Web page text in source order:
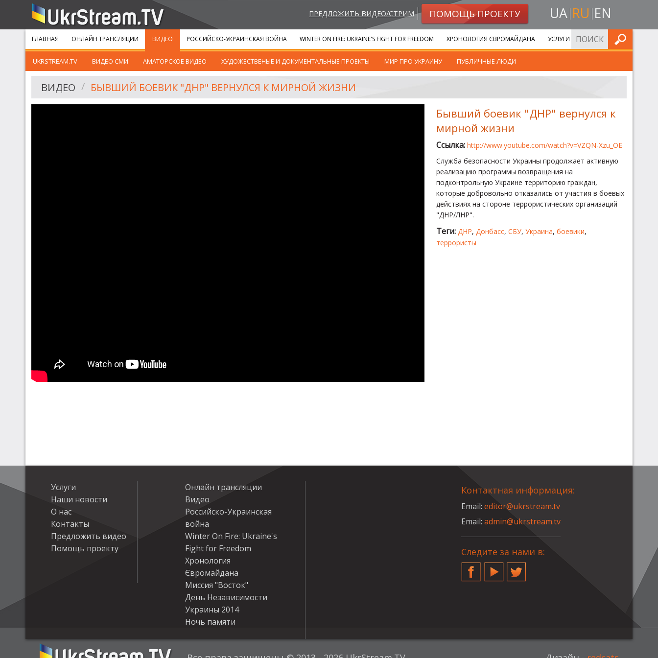
ПРЕДЛОЖИТЬ ВИДЕО/СТРИМ ПОМОЩЬ ПРОЕКТУ UA RU EN
ГЛАВНАЯ ОНЛАЙН ТРАНСЛЯЦИИ ВИДЕО
UKRSTREAM.TV ВИДЕО СМИ АМАТОРСКОЕ ВИДЕО ХУДОЖЕСТВЕНЫЕ И ДОКУМЕНТАЛЬНЫЕ ПРОЕКТЫ МИР ПРО УКРАИНУ ПУБЛИЧНЫЕ ЛЮДИ
РОССИЙСКО-УКРАИНСКАЯ ВОЙНА WINTER ON FIRE: UKRAINE'S FIGHT FOR FREEDOM ХРОНОЛОГИЯ ЄВРОМАЙДАНА УСЛУГИ ИСКАТЬ
ВИДЕО БЫВШИЙ БОЕВИК "ДНР" ВЕРНУЛСЯ К МИРНОЙ ЖИЗНИ
Бывший боевик "ДНР" вернулся к
мирной жизни
Ссылка: http://www.youtube.com/watch?v=VZQN-Xzu_OE
Служба безопасности Украины продолжает активную
реализацию программы возвращения на
подконтрольную Украине территорию граждан,
которые добровольно отказались от участия в боевых
действиях на стороне террористических организаций
"ДНР/ЛНР".
Теги: ДНР, Донбасс, СБУ, Украина, боевики,
террористы
Услуги
Наши новости
О нас
Контакты
Предложить видео
Помощь проекту
Онлайн трансляции
Видео
Российско-Украинская
война
Winter On Fire: Ukraine's
Fight for Freedom
Хронология
Євромайдана
Миссия "Восток"
День Независимости
Украины 2014
Ночь памяти
Контактная информация:
Email:editor@ukrstream.tv
Email:admin@ukrstream.tv
Следите за нами в:
FacebookYouTubeTwitter